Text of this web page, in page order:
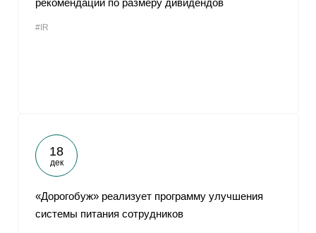
рекомендации по размеру дивидендов
#IR
18
дек
«Дорогобуж» реализует программу улучшения
системы питания сотрудников